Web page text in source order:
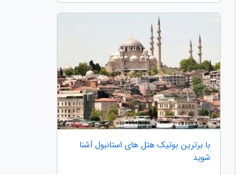
با برترین بوتیک هتل های استانبول آشنا
شوید